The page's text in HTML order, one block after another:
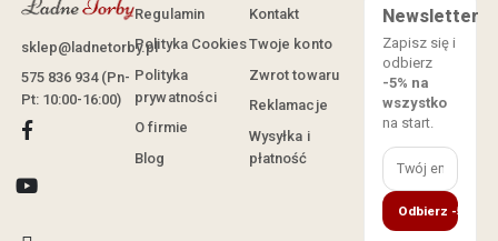
sklep@ladnetorby.pl
575 836 934 (Pn-
Pt: 10:00-16:00)
Regulamin
Polityka Cookies
Polityka
prywatności
O firmie
Blog
Kontakt
Twoje konto
Zwrot towaru
Reklamacje
Wysyłka i
płatność
Newsletter
Zapisz się i
odbierz
-5% na
wszystko
na start.
Odbierz -5%